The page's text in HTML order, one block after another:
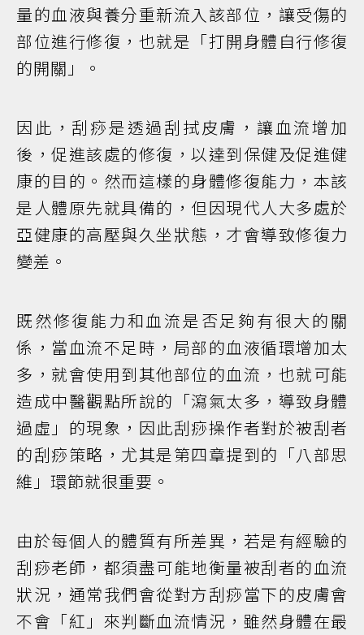
量的血液與養分重新流入該部位，讓受傷的
部位進行修復，也就是「打開身體自行修復
的開關」。
因此，刮痧是透過刮拭皮膚，讓血流增加
後，促進該處的修復，以達到保健及促進健
康的目的。然而這樣的身體修復能力，本該
是人體原先就具備的，但因現代人大多處於
亞健康的高壓與久坐狀態，才會導致修復力
變差。
既然修復能力和血流是否足夠有很大的關
係，當血流不足時，局部的血液循環增加太
多，就會使用到其他部位的血流，也就可能
造成中醫觀點所說的「瀉氣太多，導致身體
過虛」的現象，因此刮痧操作者對於被刮者
的刮痧策略，尤其是第四章提到的「八部思
維」環節就很重要。
由於每個人的體質有所差異，若是有經驗的
刮痧老師，都須盡可能地衡量被刮者的血流
狀況，通常我們會從對方刮痧當下的皮膚會
不會「紅」來判斷血流情況，雖然身體在最